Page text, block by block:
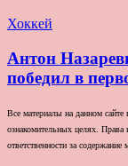
Хоккей
Антон
победил в
Все материалы на данном
ознакомительных целях. Права
ответственности за содержание